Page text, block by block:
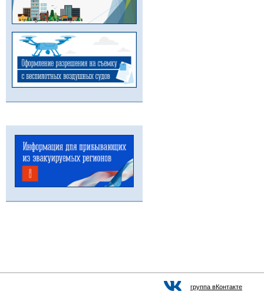
группа вКонтакте